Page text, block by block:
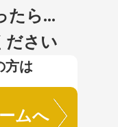
たら...
ださい
方は
ムへ